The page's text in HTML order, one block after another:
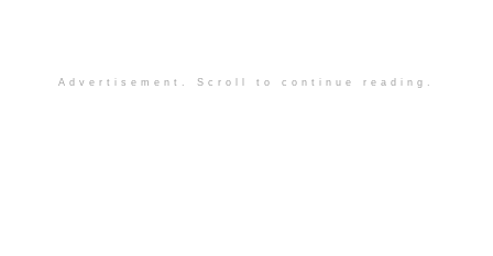
Advertisement. Scroll to continue reading.